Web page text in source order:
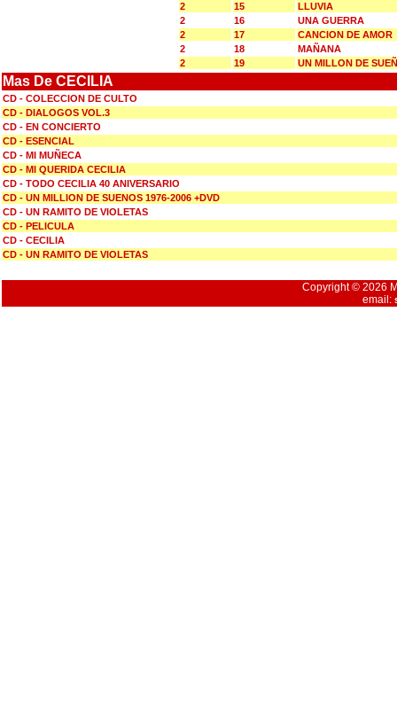
2
15
LLUVIA
2
16
UNA GUERRA
2
17
CANCION DE AMOR
2
18
MAÑANA
2
19 UN MILLON DE
Mas De CECILIA
CD - COLECCION DE CULTO
CD - DIALOGOS VOL.3
CD - EN CONCIERTO
CD - ESENCIAL
CD - MI MUÑECA
CD - MI QUERIDA CECILIA
CD - TODO CECILIA 40 ANIVERSARIO
CD - UN MILLION DE SUENOS 1976-2006 +DVD
CD - UN RAMITO DE VIOLETAS
CD - PELICULA
CD - CECILIA
CD - UN RAMITO DE VIOLETAS
Copyright © 2026
email: